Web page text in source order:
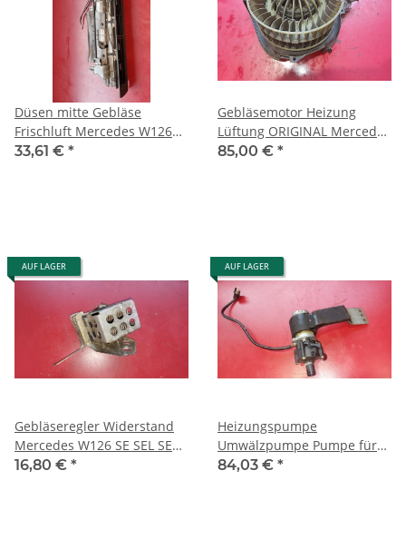
Düsen mitte Gebläse
Frischluft Mercedes W126
1268300654 1268300074
33,61 € *
Gebläsemotor Heizung
Lüftung ORIGINAL Mercedes
W126 SE SEL SEC
85,00 € *
AUF LAGER
Gebläseregler Widerstand
Mercedes W126 SE SEL SEC
0008212260 0008214660
16,80 € *
AUF LAGER
Heizungspumpe
Umwälzpumpe Pumpe für
Mercedes W126 W123 R107
84,03 € *